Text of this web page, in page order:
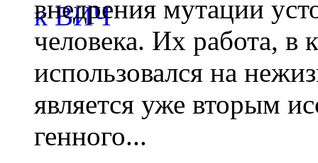
внедрения мутации
человека. Их работа, в
использовался на
является уже вторым
генного...